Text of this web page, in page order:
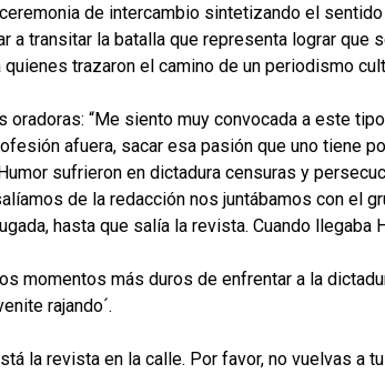
de intercambio sintetizando el
a transitar la batalla que representa lograr que
trazaron el camino de un periodismo
“Me siento muy convocada a este
afuera, sacar esa pasión que uno tiene
sufrieron en dictadura censuras y
de la redacción nos juntábamos con el
hasta que salía la revista. Cuando llegaba
momentos más duros de enfrentar a la
rajando´.
la revista en la calle. Por favor, no vuelvas a tu